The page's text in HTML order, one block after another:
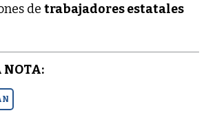
de trabajadores estatales
NOTA: